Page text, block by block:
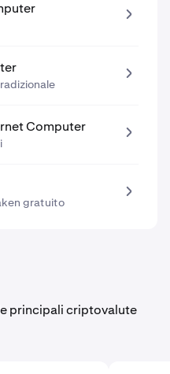
Computer
gratuito
principali criptovalute